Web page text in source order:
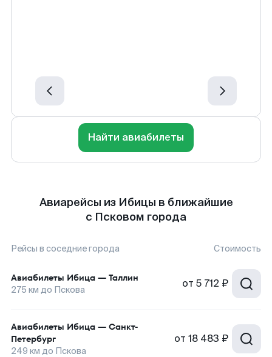
Найти авиабилеты
Авиарейсы из Ибицы в ближайшие
с Псковом города
Рейсы в соседние города Стоимость
Авиабилеты Ибица — Таллин
275 км до Пскова от 5 712 ₽
Авиабилеты Ибица — Санкт-
Петербург
249 км до Пскова
от 18 483 ₽